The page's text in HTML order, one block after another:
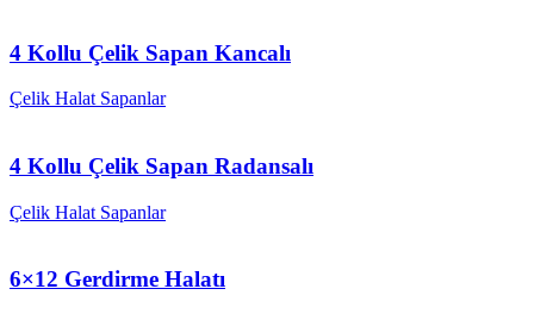
4 Kollu Çelik Sapan Kancalı
Çelik Halat Sapanlar
4 Kollu Çelik Sapan Radansalı
Çelik Halat Sapanlar
6×12 Gerdirme Halatı